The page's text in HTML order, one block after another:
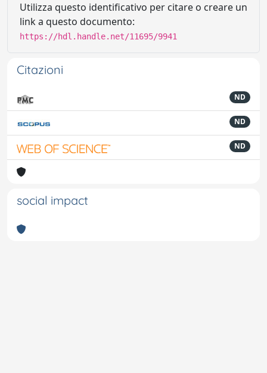
Utilizza questo identificativo per citare o creare un
link a questo documento:
https://hdl.handle.net/11695/9941
Citazioni
ND
ND
ND
social impact